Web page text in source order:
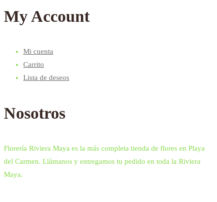
My Account
Mi cuenta
Carrito
Lista de deseos
Nosotros
Florería Riviera Maya es la más completa tienda de flores en Playa
del Carmen. Llámanos y entregamos tu pedido en toda la Riviera
Maya.